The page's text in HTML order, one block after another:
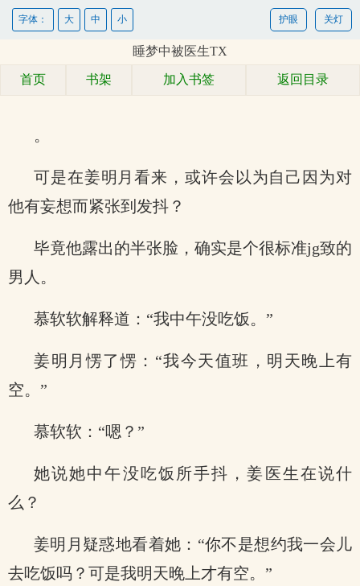
关灯
护眼
字体： 大 中 小
睡梦中被医生TX
首页 书架 加入书签 返回目录
。
可是在姜明月看来，或许会以为自己因为对
他有妄想而紧张到发抖？
毕竟他露出的半张脸，确实是个很标准jg致的
男人。
慕软软解释道：“我中午没吃饭。”
姜明月愣了愣：“我今天值班，明天晚上有
空。”
慕软软：“嗯？”
她说她中午没吃饭所手抖，姜医生在说什
么？
姜明月疑惑地看着她：“你不是想约我一会儿
去吃饭吗？可是我明天晚上才有空。”